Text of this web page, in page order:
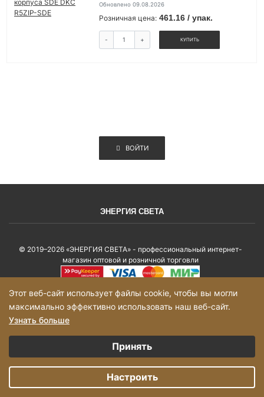
Обновлено 09.08.2026
Розничная цена: 461.16 / упак.
- + КУПИТЬ
ВОЙТИ
ЭНЕРГИЯ СВЕТА
© 2019–2026 «ЭНЕРГИЯ СВЕТА» - профессиональный интернет-
магазин оптовой и розничной торговли
Политика конфиденциальности
Карта сайта
Добавьте товары в корзину на сумму более 2000р и оформите заказ, с
Вами свяжется, менеджер!
Этот веб-сайт использует файлы cookie, чтобы вы могли
максимально эффективно использовать наш веб-сайт.
Узнать больше
Выберите настройки cookie
Аналитические/Функциональные
Принять
Настроить